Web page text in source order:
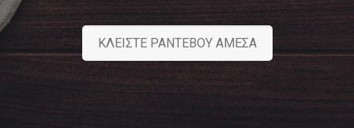
ΚΛΕΙΣΤΕ ΡΑΝΤΕΒΟΥ ΑΜΕΣΑ